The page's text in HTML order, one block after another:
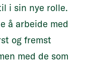
i sin nye rolle.
å arbeide med
og fremst
med de som